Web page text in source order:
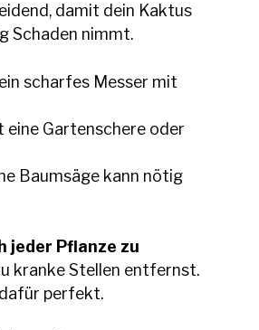
damit dein Kaktus
Schaden nimmt.
scharfes Messer mit
eine Gartenschere oder
Baumsäge kann nötig
jeder Pflanze zu
kranke Stellen entfernst.
perfekt.